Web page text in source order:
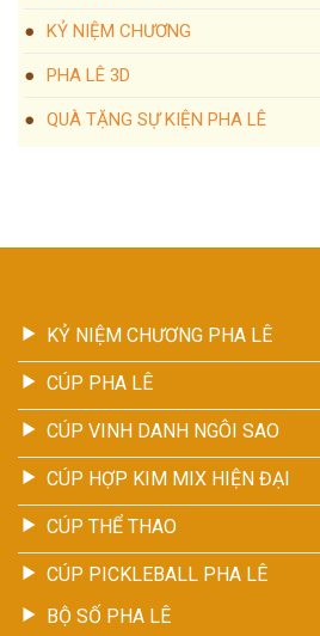
KỶ NIỆM CHƯƠNG
PHA LÊ 3D
QUÀ TẶNG SỰ KIỆN PHA LÊ
KỶ NIỆM CHƯƠNG PHA LÊ
CÚP PHA LÊ
CÚP VINH DANH NGÔI SAO
CÚP HỢP KIM MIX HIỆN ĐẠI
CÚP THỂ THAO
CÚP PICKLEBALL PHA LÊ
BỘ SỐ PHA LÊ